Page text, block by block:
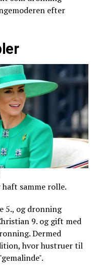
efter
samme rolle.
5., og dronning
9. og gift med
Dermed
hvor hustruer til